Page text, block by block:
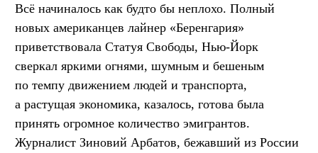
Всё начиналось как будто бы неплохо. Полный
новых американцев лайнер «Беренгария»
приветствовала Статуя Свободы, Нью-Йорк
сверкал яркими огнями, шумным и бешеным
по темпу движением людей и транспорта,
а растущая экономика, казалось, готова была
принять огромное количество эмигрантов.
Журналист Зиновий Арбатов, бежавший из России